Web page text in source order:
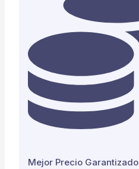
Mejor Precio Garantizado